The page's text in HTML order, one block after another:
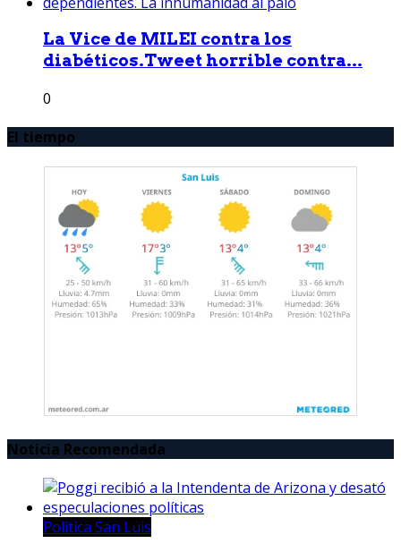
La Vice de MILEI contra los
diabéticos.Tweet horrible contra...
0
El tiempo
Noticia Recomendada
Política San Luis